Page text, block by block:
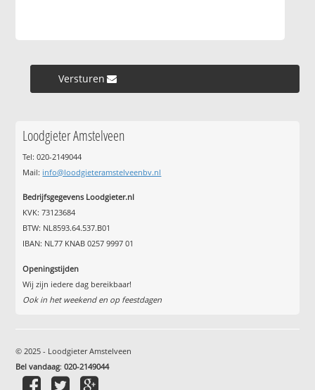
Versturen »
Loodgieter Amstelveen
Tel: 020-2149044
Mail: info@loodgieteramstelveenbv.nl
Bedrijfsgegevens Loodgieter.nl
KVK: 73123684
BTW: NL8593.64.537.B01
IBAN: NL77 KNAB 0257 9997 01
Openingstijden
Wij zijn iedere dag bereikbaar!
Ook in het weekend en op feestdagen
© 2025 - Loodgieter Amstelveen
Bel vandaag:020-2149044